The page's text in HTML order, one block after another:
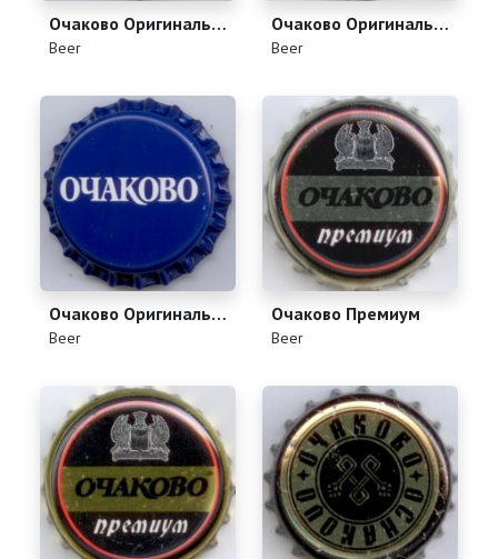
Очаково Оригинальное
(Beer)
Очаково Оригинальное
(Beer)
Очаково Оригинальное
(Beer)
Очаково Премиум
(Beer)